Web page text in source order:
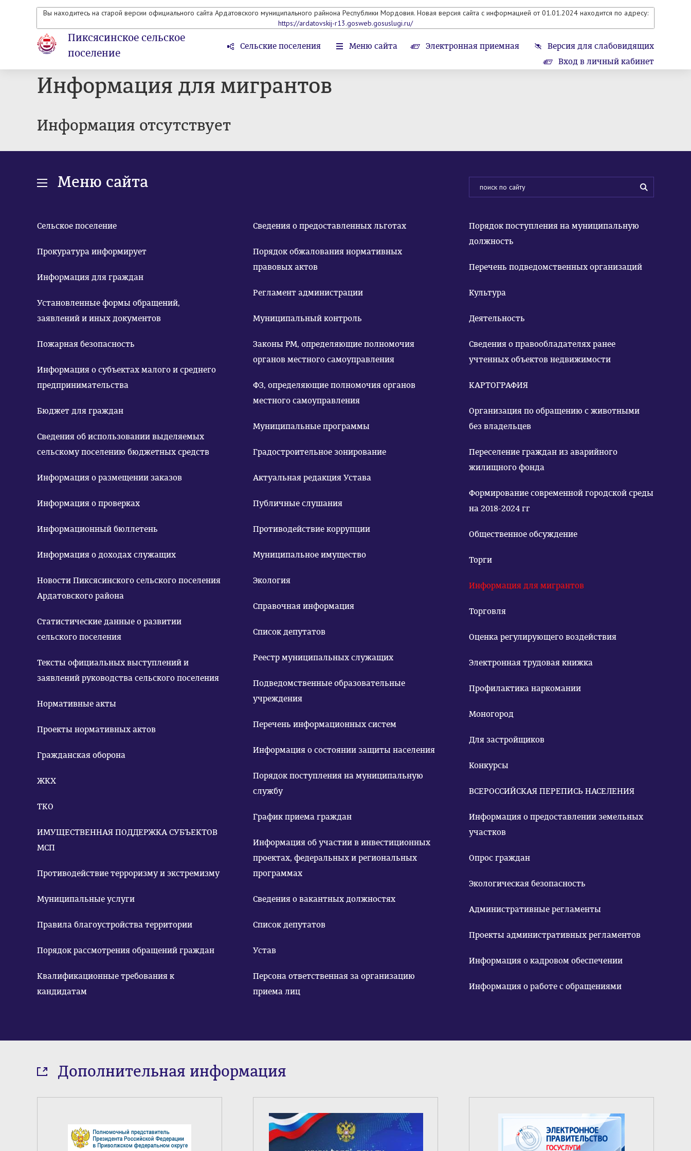
Вы находитесь на старой версии официального сайта Ардатовского муниципального райнона Республики Мордовия. Новая версия сайта с информацией от 01.01.2024 находится по адресу:
https://ardatovskij-r13.gosweb.gosuslugi.ru/
Пиксясинское сельское
поселение
Сельские поселения Меню сайта Электронная приемная
Версия для слабовидящих
Вход в личный кабинет
Информация для мигрантов
Информация отсутствует
Меню сайта
Сельское поселение
Прокуратура информирует
Информация для граждан
Установленные формы обращений,
заявлений и иных документов
Пожарная безопасность
Информация о субъектах малого и среднего
предпринимательства
Бюджет для граждан
Сведения об использовании выделяемых
сельскому поселению бюджетных средств
Информация о размещении заказов
Информация о проверках
Информационный бюллетень
Информация о доходах служащих
Новости Пиксясинского сельского поселения
Ардатовского района
Статистические данные о развитии
сельского поселения
Тексты официальных выступлений и
заявлений руководства сельского поселения
Нормативные акты
Проекты нормативных актов
Гражданская оборона
ЖКХ
ТКО
ИМУЩЕСТВЕННАЯ ПОДДЕРЖКА СУБЪЕКТОВ
МСП
Противодействие терроризму и экстремизму
Муниципальные услуги
Правила благоустройства территории
Порядок рассмотрения обращений граждан
Квалификационные требования к
кандидатам
Сведения о предоставленных льготах
Порядок обжалования нормативных
правовых актов
Регламент администрации
Муниципальный контроль
Законы РМ, определяющие полномочия
органов местного самоуправления
ФЗ, определяющие полномочия органов
местного самоуправления
Муниципальные программы
Градостроительное зонирование
Актуальная редакция Устава
Публичные слушания
Противодействие коррупции
Муниципальное имущество
Экология
Справочная информация
Список депутатов
Реестр муниципальных служащих
Подведомственные образовательные
учреждения
Перечень информационных систем
Информация о состоянии защиты населения
Порядок поступления на муниципальную
службу
График приема граждан
Информация об участии в инвестиционных
проектах, федеральных и региональных
программах
Сведения о вакантных должностях
Список депутатов
Устав
Персона ответственная за организацию
приема лиц
Порядок поступления на муниципальную
должность
Перечень подведомственных организаций
Культура
Деятельность
Сведения о правообладателях ранее
учтенных объектов недвижимости
КАРТОГРАФИЯ
Организация по обращению с животными
без владельцев
Переселение граждан из аварийного
жилищного фонда
Формирование современной городской среды
на 2018-2024 гг
Общественное обсуждение
Торги
Информация для мигрантов
Торговля
Оценка регулирующего воздействия
Электронная трудовая книжка
Профилактика наркомании
Моногород
Для застройщиков
Конкурсы
ВСЕРОССИЙСКАЯ ПЕРЕПИСЬ НАСЕЛЕНИЯ
Информация о предоставлении земельных
участков
Опрос граждан
Экологическая безопасность
Административные регламенты
Проекты административных регламентов
Информация о кадровом обеспечении
Информация о работе с обращениями
Дополнительная информация